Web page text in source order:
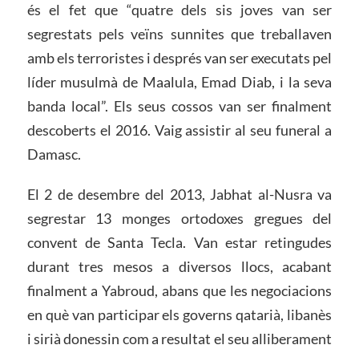
és el fet que “quatre dels sis joves van ser
segrestats pels veïns sunnites que treballaven
amb els terroristes i després van ser executats pel
líder musulmà de Maalula, Emad Diab, i la seva
banda local”. Els seus cossos van ser finalment
descoberts el 2016. Vaig assistir al seu funeral a
Damasc.
El 2 de desembre del 2013, Jabhat al-Nusra va
segrestar 13 monges ortodoxes gregues del
convent de Santa Tecla. Van estar retingudes
durant tres mesos a diversos llocs, acabant
finalment a Yabroud, abans que les negociacions
en què van participar els governs qatarià, libanès
i sirià donessin com a resultat el seu alliberament